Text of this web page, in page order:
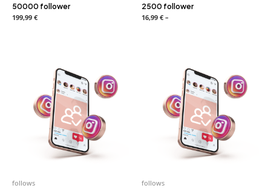
50000 follower
199,99 €
2500 follower
16,99 € –
follows
follows